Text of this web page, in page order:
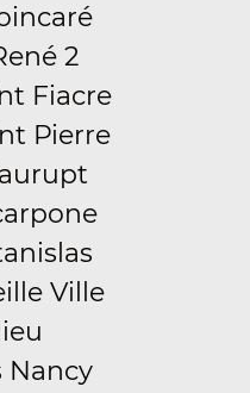
2
Fiacre
Pierre
Ville
Nancy